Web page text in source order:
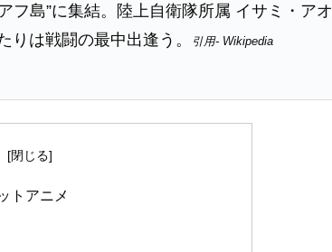
フ島”に集結。陸上自衛隊所属 イサミ・アオ
りは戦闘の最中出逢う。
引用- Wikipedia
トアニメ